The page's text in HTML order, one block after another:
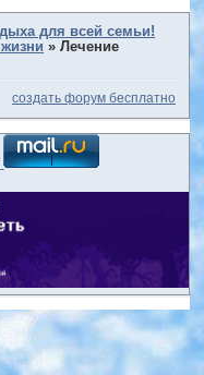
для всей семьи!
»Лечение
создать форум бесплатно